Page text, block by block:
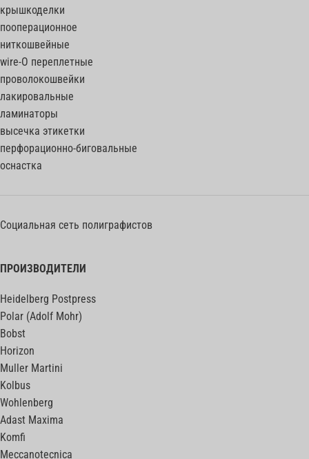
крышкоделки
пооперационное
ниткошвейные
wire-O переплетные
проволокошвейки
лакировальные
ламинаторы
высечка этикетки
перфорационно-биговальные
оснастка
Социальная сеть полиграфистов
ПРОИЗВОДИТЕЛИ
Heidelberg Postpress
Polar (Adolf Mohr)
Bobst
Horizon
Muller Martini
Kolbus
Wohlenberg
Adast Maxima
Komfi
Meccanotecnica